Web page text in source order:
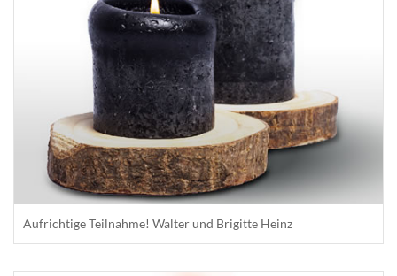
Aufrichtige Teilnahme! Walter und Brigitte Heinz